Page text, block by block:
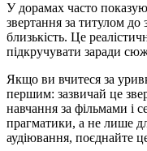
У дорамах часто
звертання за титулом до
близькість. Це
підкручувати заради
Якщо ви вчитеся за
першим: зазвичай це
навчання за фільмами і
прагматики, а не лише
аудіювання, поєднайте